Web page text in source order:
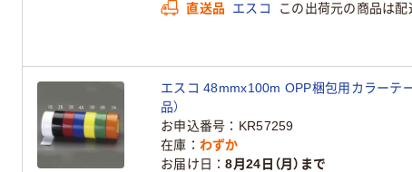
直送品 エスコ この出荷元の商品は配
エスコ 48mmx100m OPP梱包用カラーテ
品）
お申込番号
KR57259
在庫
わずか
お届け日
8月24日（月）まで